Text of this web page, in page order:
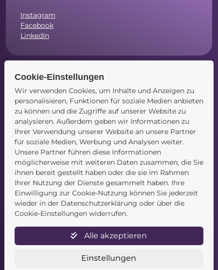
Instagram
Facebook
LinkedIn
Navigation
Startseite
Blog
Kontakt
Service
Newsletter
Cookie-Einstellungen
Wir verwenden Cookies, um Inhalte und Anzeigen zu
personalisieren, Funktionen für soziale Medien anbieten
zu können und die Zugriffe auf unserer Website zu
analysieren. Außerdem geben wir Informationen zu
Ihrer Verwendung unserer Website an unsere Partner
für soziale Medien, Werbung und Analysen weiter.
Unsere Partner führen diese Informationen
möglicherweise mit weiteren Daten zusammen, die Sie
ihnen bereit gestellt haben oder die sie im Rahmen
Ihrer Nutzung der Dienste gesammelt haben. Ihre
Einwilligung zur Cookie-Nutzung können Sie jederzeit
wieder in der Datenschutzerklärung oder über die
Cookie-Einstellungen widerrufen.
Alle akzeptieren
Einstellungen